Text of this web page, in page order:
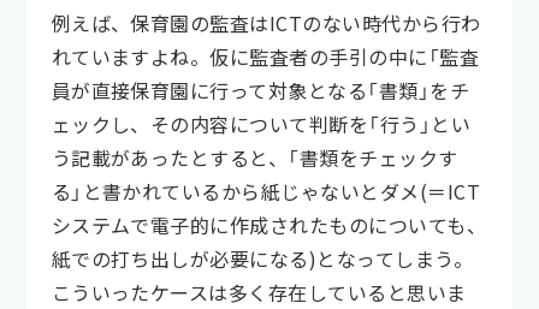
例えば、保育園の監査はICTのない時代から行わ
れていますよね。仮に監査者の手引の中に「監査
員が直接保育園に行って対象となる「書類」をチ
ェックし、その内容について判断を「行う」とい
う記載があったとすると、「書類をチェックす
る」と書かれているから紙じゃないとダメ(＝ICT
システムで電子的に作成されたものについても、
紙での打ち出しが必要になる)となってしまう。
こういったケースは多く存在していると思いま